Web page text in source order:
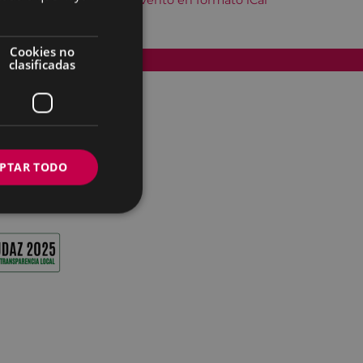
Accesibilidad
Cookies no
clasificadas
TODO